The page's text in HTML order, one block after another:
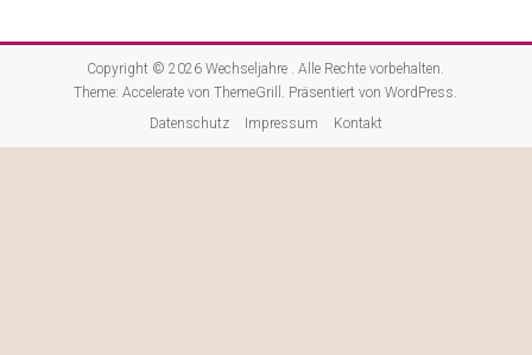
Copyright © 2026Wechseljahre . Alle Rechte vorbehalten.
Theme:Accelerate von ThemeGrill. Präsentiert vonWordPress.
Datenschutz
Impressum Kontakt